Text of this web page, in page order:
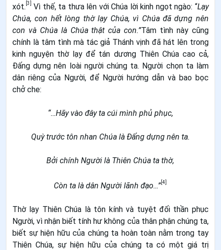
xót. [3] Vì thế, ta thưa lên với Chúa lời kinh ngọt ngào: “Lạy
Chúa, con hết lòng thờ lạy Chúa, vì Chúa đã dựng nên
con và Chúa là Chúa thật của con.”Tâm tình này cũng
chính là tâm tình mà tác giả Thánh vịnh đã hát lên trong
kinh nguyện thờ lạy để tán dương Thiên Chúa cao cả,
Ðấng dựng nên loài người chúng ta. Người chọn ta làm
dân riêng của Người, để Người hướng dẫn và bao bọc
chở che:
“…Hãy vào đây ta cúi mình phủ phục,
Quỳ trước tôn nhan Chúa là Đấng dựng nên ta.
Bởi chính Người là Thiên Chúa ta thờ,
Còn ta là dân Người lãnh đạo…” [4]
Thờ lạy Thiên Chúa là tôn kính và tuyệt đối thần phục
Người, vì nhận biết tính hư không của thân phận chúng ta,
biết sự hiện hữu của chúng ta hoàn toàn nằm trong tay
Thiên Chúa, sự hiện hữu của chúng ta có một giá trị